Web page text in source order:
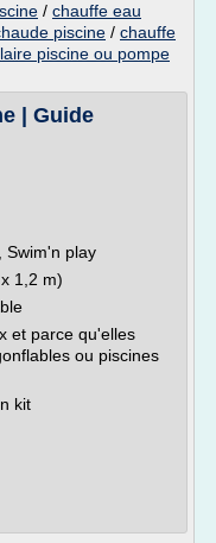
/ chauffe eau
piscine / chauffe
piscine ou pompe
| Guide
Swim'n play
1,2 m)
et parce qu'elles
ou piscines
kit